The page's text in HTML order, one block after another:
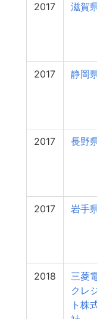
2017 滋賀
2017 静岡
2017 長野
2017 岩手
2018
三菱
クレ
ト株